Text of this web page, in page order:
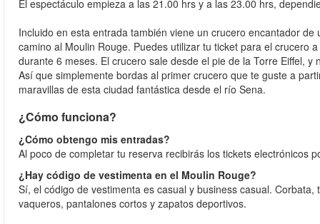
El espectáculo empieza a las 21.00 hrs y a las 23.00 hrs,
Incluido en esta entrada también viene un crucero encantador
camino al Moulin Rouge. Puedes utilizar tu ticket para el crucero
durante 6 meses. El crucero sale desde el pie de la Torre Eiffel,
Así que simplemente bordas al primer crucero que te guste a
maravillas de esta ciudad fantástica desde el río Sena.
¿Cómo funciona?
¿Cómo obtengo mis entradas?
Al poco de completar tu reserva recibirás los tickets electrónicos
¿Hay código de vestimenta en el Moulin Rouge?
Sí, el código de vestimenta es casual y business casual.
vaqueros, pantalones cortos y zapatos deportivos.